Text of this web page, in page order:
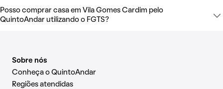
Posso comprar casa em Vila Gomes Cardim pelo
QuintoAndar utilizando o FGTS?
Sobre nós
Conheça o QuintoAndar
Regiões atendidas